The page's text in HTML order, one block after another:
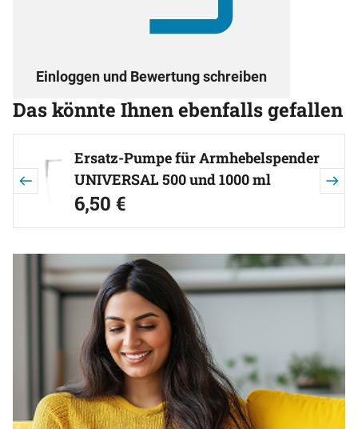
Einloggen und Bewertung schreiben
Das könnte Ihnen ebenfalls gefallen
Artikel überspringen
Ersatz-Pumpe für Armhebelspender
UNIVERSAL 500 und 1000 ml
6,50 €